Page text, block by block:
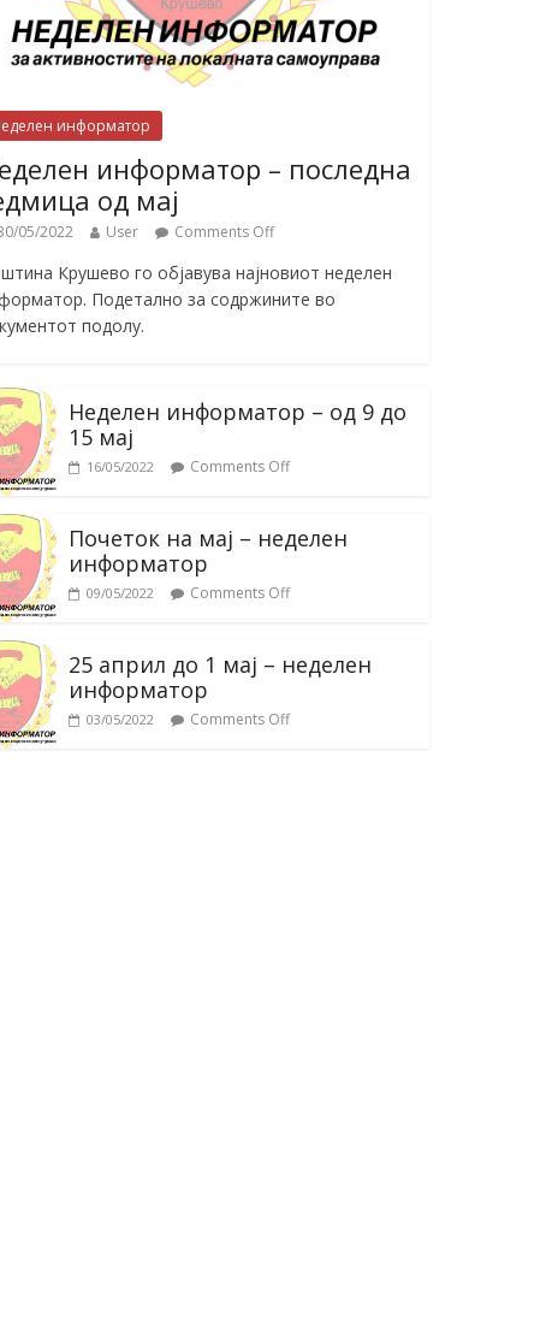
информатор
информатор – последна
од мај
05/2022 User Comments Off
Крушево го објавува најновиот неделен
Подетално за содржините во
подолу.
Неделен информатор – од 9 до
15 мај
16/05/2022 Comments Off
Почеток на мај – неделен
информатор
09/05/2022 Comments Off
25 април до 1 мај – неделен
информатор
03/05/2022 Comments Off